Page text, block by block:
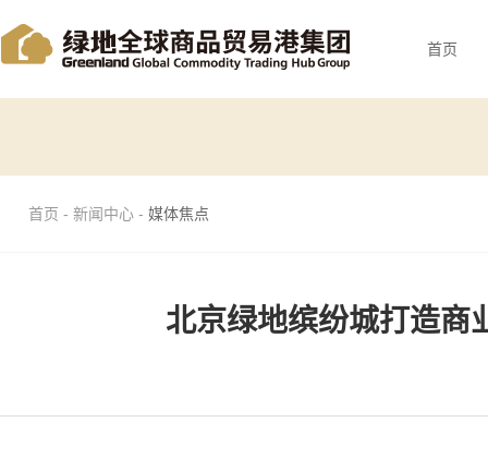
首页
首页 - 新闻中心 - 媒体焦点
北京绿地缤纷城打造